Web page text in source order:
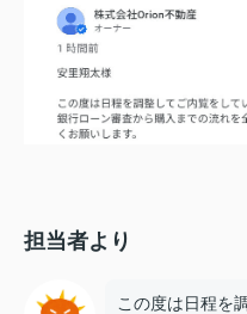
担当者より
この度は日程を